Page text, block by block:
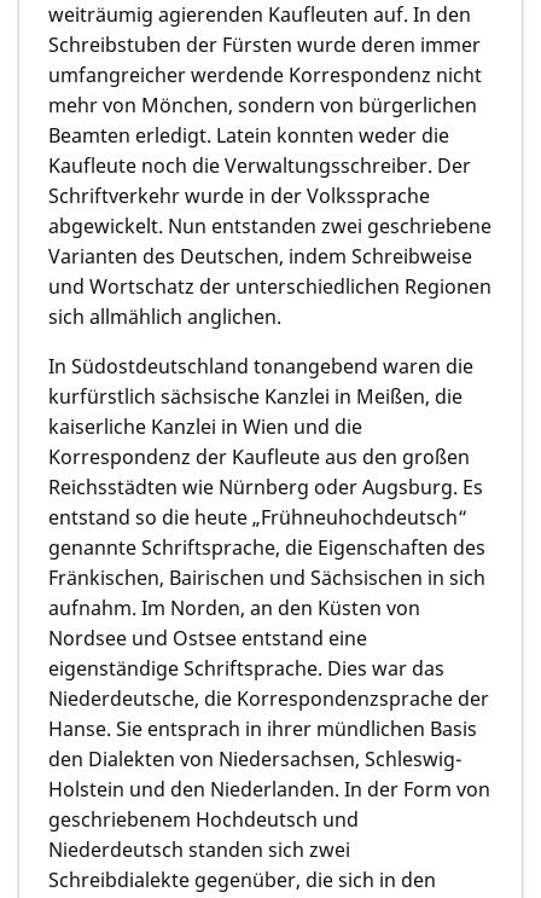
weiträumig agierenden Kaufleuten auf. In den
Schreibstuben der Fürsten wurde deren immer
umfangreicher werdende Korrespondenz nicht
mehr von Mönchen, sondern von bürgerlichen
Beamten erledigt. Latein konnten weder die
Kaufleute noch die Verwaltungsschreiber. Der
Schriftverkehr wurde in der Volkssprache
abgewickelt. Nun entstanden zwei geschriebene
Varianten des Deutschen, indem Schreibweise
und Wortschatz der unterschiedlichen Regionen
sich allmählich anglichen.
In Südostdeutschland tonangebend waren die
kurfürstlich sächsische Kanzlei in Meißen, die
kaiserliche Kanzlei in Wien und die
Korrespondenz der Kaufleute aus den großen
Reichsstädten wie Nürnberg oder Augsburg. Es
entstand so die heute „Frühneuhochdeutsch“
genannte Schriftsprache, die Eigenschaften des
Fränkischen, Bairischen und Sächsischen in sich
aufnahm. Im Norden, an den Küsten von
Nordsee und Ostsee entstand eine
eigenständige Schriftsprache. Dies war das
Niederdeutsche, die Korrespondenzsprache der
Hanse. Sie entsprach in ihrer mündlichen Basis
den Dialekten von Niedersachsen, Schleswig-
Holstein und den Niederlanden. In der Form von
geschriebenem Hochdeutsch und
Niederdeutsch standen sich zwei
Schreibdialekte gegenüber, die sich in den